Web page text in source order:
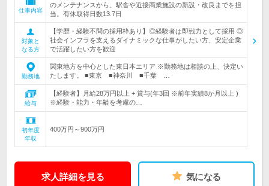
仕事内容
のメンテナンスから、駅舎や近接商業施設の新設・改良までを担
当。有休取得日数13.7日
対象と
なる方
【学歴・経験不問の採用枠あり】◎経験者は即戦力として採用 ◎
社会インフラを支えるダイナミックな仕事がしたい方、安定企業
で活躍したい方を歓迎
勤務地
関東地方を中心とした東日本エリア ※勤務地は相談の上、決定い
たします。 ■東京 ■神奈川 ■千葉 …
給与
【経験者】月給28万円以上 + 賞与(年3回 ※前年実績8か月以上 )
※経験・能力・年齢を考慮の…
初年度
年収
400万円～900万円
求人詳細を見る 気になる